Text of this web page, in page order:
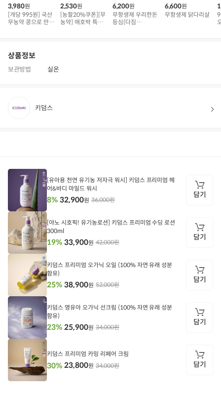
3,980원
[개당 995원] 국산
무농약 콩으로 만든
2,530원
[농할20%쿠폰][무
농약] 애호박 특품
6,200원
무항생제 우리한돈
등심(다짐
6,600원
무항생제 닭다리살
상품정보
보관방법 실온
키덤스
상
담
기
[유아용 천연 유기농 저자극 워시] 키덤스 프리미엄 헤
어&바디 마일드 워시
36,000원
8% 32,900원
담기
담
기
[야노 시호픽! 유기농로션] 키덤스 프리미엄 수딩 로션
300ml
42,000원
19% 33,900원
담기
담
기
키덤스 프리미엄 오가닉 오일 (100% 자연 유래 성분
함유)
52,000원
25% 38,900원
담기
담
기
키덤스 영유아 오가닉 선크림 (100% 자연 유래 성분
함유)
34,000원
23% 25,900원
담기
담
키덤스 프리미엄 카밍 리페어 크림
34,000원
30% 23,800원 담기